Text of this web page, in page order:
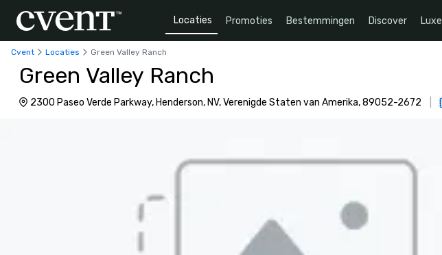
Locaties Promoties Bestemmingen Discover Luxe
Cvent Locaties Green Valley Ranch
Green Valley Ranch
2300 Paseo Verde Parkway, Henderson, NV, Verenigde Staten van Amerika, 89052-2672